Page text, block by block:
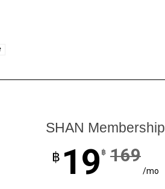
SHAN Membership
฿ 19 ฿ 169
/mo